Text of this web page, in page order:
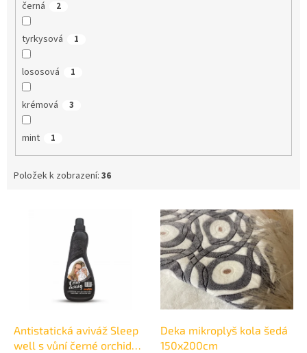
černá 2
tyrkysová 1
lososová 1
krémová 3
mint 1
Položek k zobrazení: 36
Antistatická aviváž Sleep
well s vůní černé orchideje
Deka mikroplyš kola šedá
150x200cm